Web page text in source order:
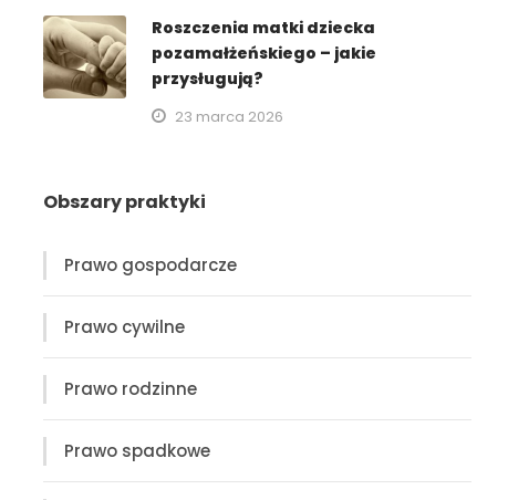
Roszczenia matki dziecka
pozamałżeńskiego – jakie
przysługują?
23 marca 2026
Obszary praktyki
Prawo gospodarcze
Prawo cywilne
Prawo rodzinne
Prawo spadkowe